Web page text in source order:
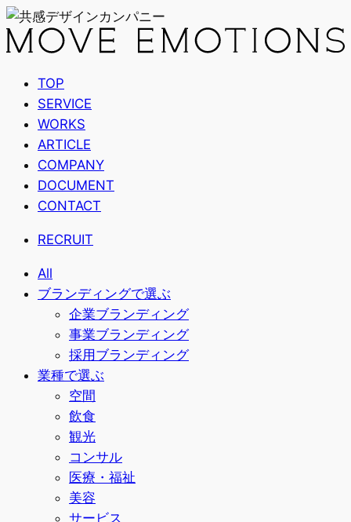
TOP
SERVICE
WORKS
ARTICLE
COMPANY
DOCUMENT
CONTACT
RECRUIT
All
ブランディングで選ぶ
企業ブランディング
事業ブランディング
採用ブランディング
業種で選ぶ
空間
飲食
観光
コンサル
医療・福祉
美容
サービス